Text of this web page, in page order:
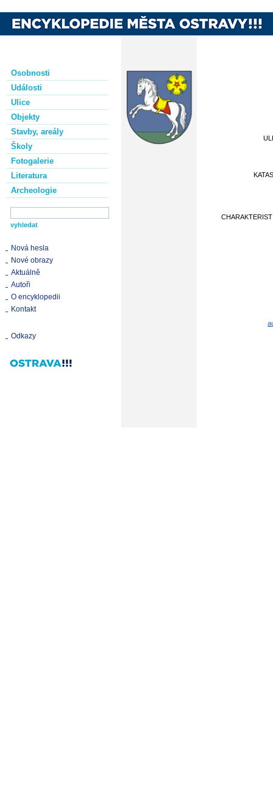
Osobnosti
Události
Ulice
Objekty
Stavby, areály
Školy
Fotogalerie
Literatura
Archeologie
Nová hesla
Nové obrazy
Aktuálně
Autoři
O encyklopedii
Kontakt
Odkazy